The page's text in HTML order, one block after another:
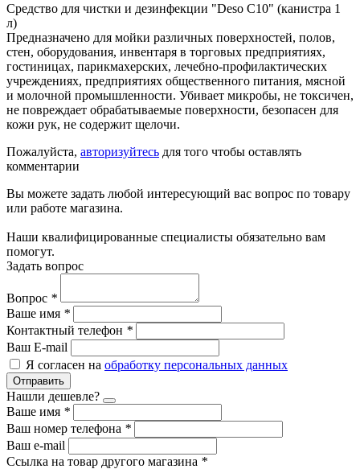
Средство для чистки и дезинфекции "Deso C10" (канистра 1
л)
Предназначено для мойки различных поверхностей, полов,
стен, оборудования, инвентаря в торговых предприятиях,
гостиницах, парикмахерских, лечебно-профилактических
учреждениях, предприятиях общественного питания, мясной
и молочной промышленности. Убивает микробы, не токсичен,
не повреждает обрабатываемые поверхности, безопасен для
кожи рук, не содержит щелочи.
Пожалуйста, авторизуйтесь для того чтобы оставлять
комментарии
Вы можете задать любой интересующий вас вопрос по товару
или работе магазина.
Наши квалифицированные специалисты обязательно вам
помогут.
Задать вопрос
Вопрос *
Ваше имя *
Контактный телефон *
Ваш E-mail
Я согласен на обработку персональных данных
Отправить
Нашли дешевле?
Ваше имя *
Ваш номер телефона *
Ваш e-mail
Ссылка на товар другого магазина *